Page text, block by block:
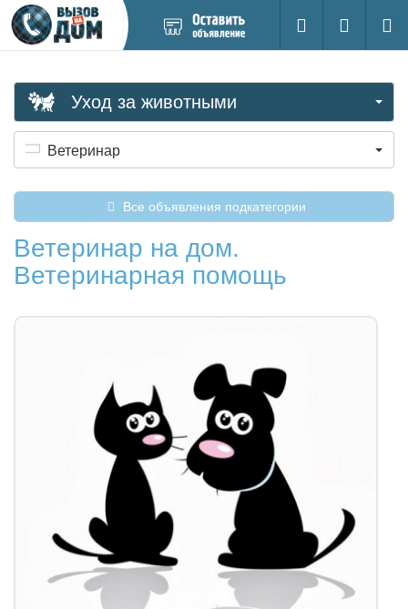
новое
Поиск
Вход на
Уход за животными
Ветеринар
Все объявления подкатегории
Ветеринар на дом.
Ветеринарная помощь